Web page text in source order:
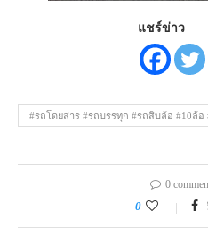
แชร์ข่าว
#รถโดยสาร #รถบรรทุก #รถสิบล้อ #10ล้อ
0
0